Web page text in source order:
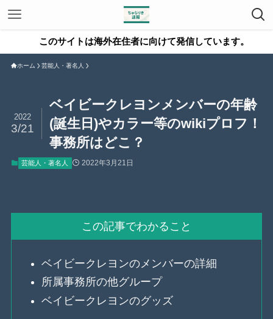
サイトは海外在住者に向けて発信しています。
ホーム 芸能人・著名人
ベイビークレヨンメンバーの年齢
(誕生日)やカラー等のwikiプロフ！
事務所はどこ？
2022
3/21
芸能人・著名人 2022年3月21日
この記事でわかること
ベイビークレヨンのメンバーの詳細
所属事務所の他グループ
ベイビークレヨンのグッズ